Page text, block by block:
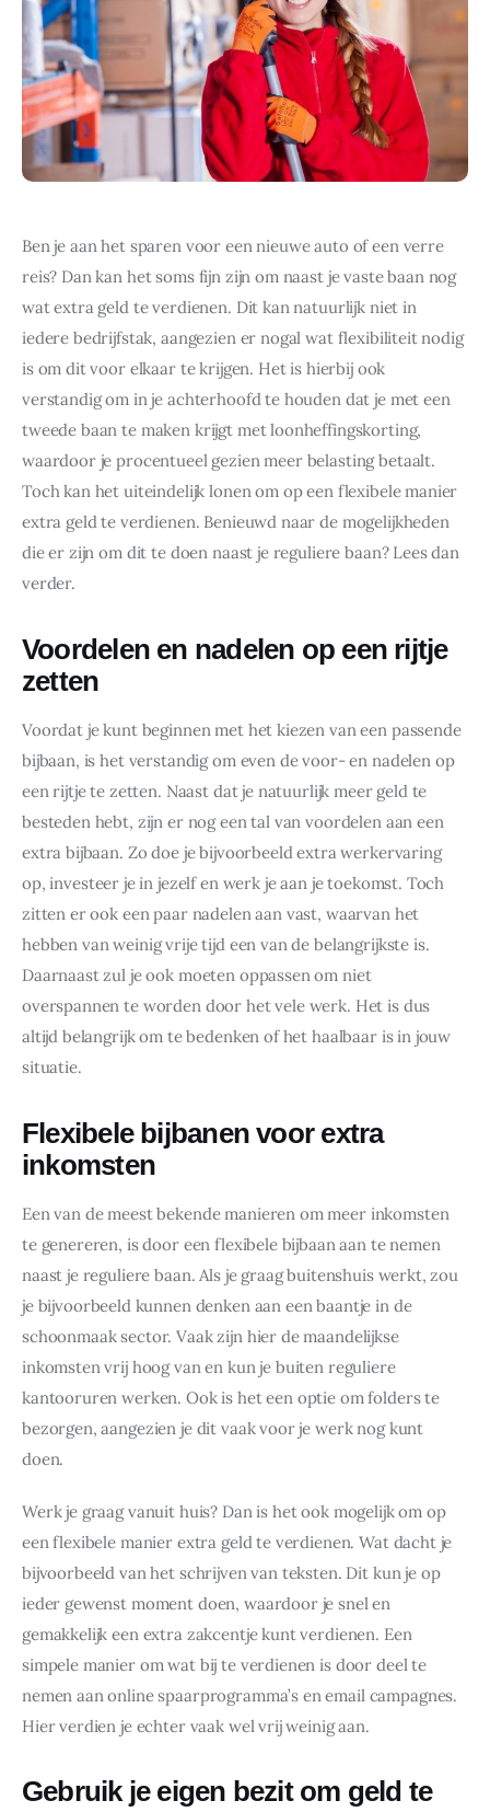
ZAKELIJK
DIEREN
SPORT
Ben je aan het sparen voor een nieuwe auto of een verre
reis? Dan kan het soms fijn zijn om naast je vaste baan nog
wat extra geld te verdienen. Dit kan natuurlijk niet in
iedere bedrijfstak, aangezien er nogal wat flexibiliteit nodig
is om dit voor elkaar te krijgen. Het is hierbij ook
verstandig om in je achterhoofd te houden dat je met een
tweede baan te maken krijgt met loonheffingskorting,
waardoor je procentueel gezien meer belasting betaalt.
Toch kan het uiteindelijk lonen om op een flexibele manier
extra geld te verdienen. Benieuwd naar de mogelijkheden
die er zijn om dit te doen naast je reguliere baan? Lees dan
verder.
Voordelen en nadelen op een rijtje
zetten
Voordat je kunt beginnen met het kiezen van een passende
bijbaan, is het verstandig om even de voor- en nadelen op
een rijtje te zetten. Naast dat je natuurlijk meer geld te
besteden hebt, zijn er nog een tal van voordelen aan een
extra bijbaan. Zo doe je bijvoorbeeld extra werkervaring
op, investeer je in jezelf en werk je aan je toekomst. Toch
zitten er ook een paar nadelen aan vast, waarvan het
hebben van weinig vrije tijd een van de belangrijkste is.
Daarnaast zul je ook moeten oppassen om niet
overspannen te worden door het vele werk. Het is dus
altijd belangrijk om te bedenken of het haalbaar is in jouw
situatie.
Flexibele bijbanen voor extra
inkomsten
Een van de meest bekende manieren om meer inkomsten
te genereren, is door een flexibele bijbaan aan te nemen
naast je reguliere baan. Als je graag buitenshuis werkt, zou
je bijvoorbeeld kunnen denken aan een baantje in de
schoonmaak sector. Vaak zijn hier de maandelijkse
inkomsten vrij hoog van en kun je buiten reguliere
kantooruren werken. Ook is het een optie om folders te
bezorgen, aangezien je dit vaak voor je werk nog kunt
doen.
Werk je graag vanuit huis? Dan is het ook mogelijk om op
een flexibele manier extra geld te verdienen. Wat dacht je
bijvoorbeeld van het schrijven van teksten. Dit kun je op
ieder gewenst moment doen, waardoor je snel en
gemakkelijk een extra zakcentje kunt verdienen. Een
simpele manier om wat bij te verdienen is door deel te
nemen aan online spaarprogramma’s en email campagnes.
Hier verdien je echter vaak wel vrij weinig aan.
Gebruik je eigen bezit om geld te